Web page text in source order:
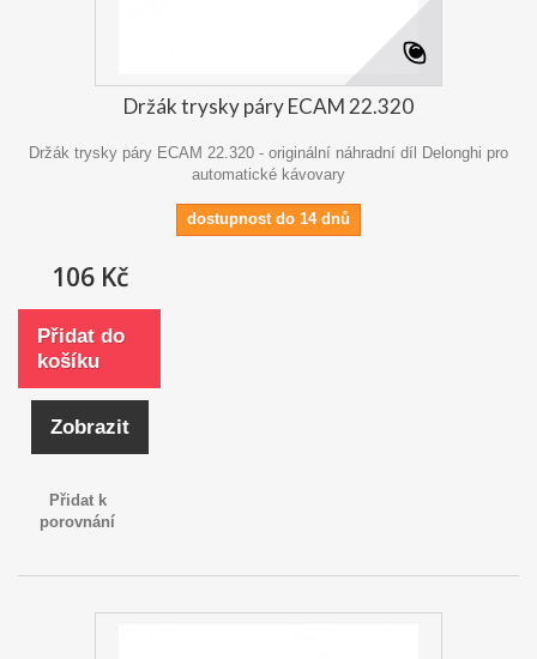
Držák trysky páry ECAM 22.320
Držák trysky páry ECAM 22.320 - originální náhradní díl Delonghi pro
automatické kávovary
dostupnost do 14 dnů
106 Kč
Přidat do
košíku
Zobrazit
Přidat k
porovnání